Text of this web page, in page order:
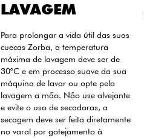
LAVAGEM
Para prolongar a vida útil das suas
cuecas Zorba, a temperatura
máxima de lavagem deve ser de
30°C e em processo suave da sua
máquina de lavar ou opte pela
lavagem a mão. Não use alvejante
e evite o uso de secadoras, a
secagem deve ser feita diretamente
no varal por gotejamento à